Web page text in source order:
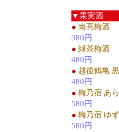
▼果実酒
● 南高梅酒
380円
● 緑茶梅酒
480円
● 越後鶴亀
480円
● 梅乃宿 あ
580円
● 梅乃宿 ゆ
580円